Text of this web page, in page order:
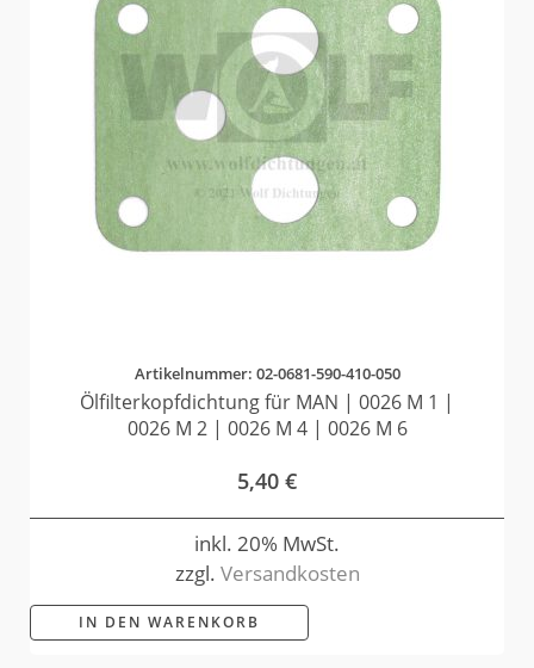
Artikelnummer: 02-0681-590-410-050
Ölfilterkopfdichtung für MAN | 0026 M 1 |
0026 M 2 | 0026 M 4 | 0026 M 6
5,40 €
inkl. 20% MwSt.
zzgl. Versandkosten
IN DEN WARENKORB